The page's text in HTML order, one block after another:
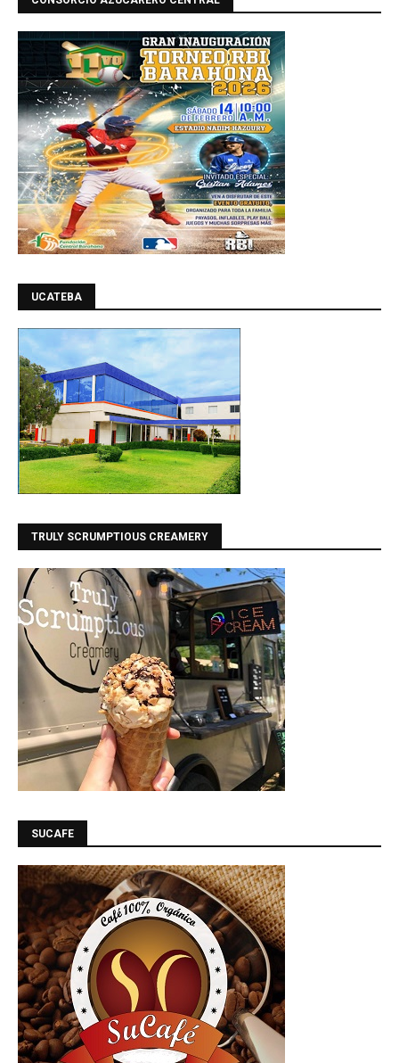
UCATEBA
TRULY SCRUMPTIOUS CREAMERY
SUCAFE